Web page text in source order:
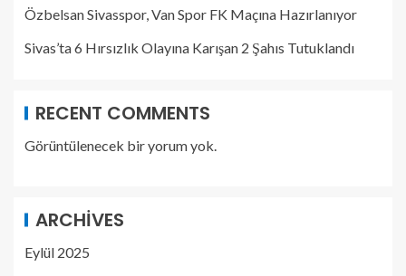
Özbelsan Sivasspor, Van Spor FK Maçına Hazırlanıyor
Sivas’ta 6 Hırsızlık Olayına Karışan 2 Şahıs Tutuklandı
RECENT COMMENTS
Görüntülenecek bir yorum yok.
ARCHIVES
Eylül 2025